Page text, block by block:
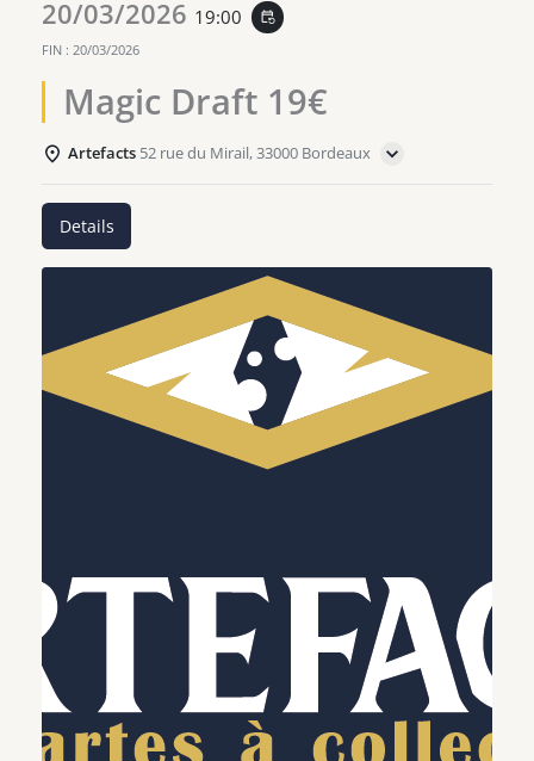
20/03/2026 19:00 event_repeat
FIN : 20/03/2026
Magic Draft 19€
Artefacts 52 rue du Mirail, 33000 Bordeaux
Details